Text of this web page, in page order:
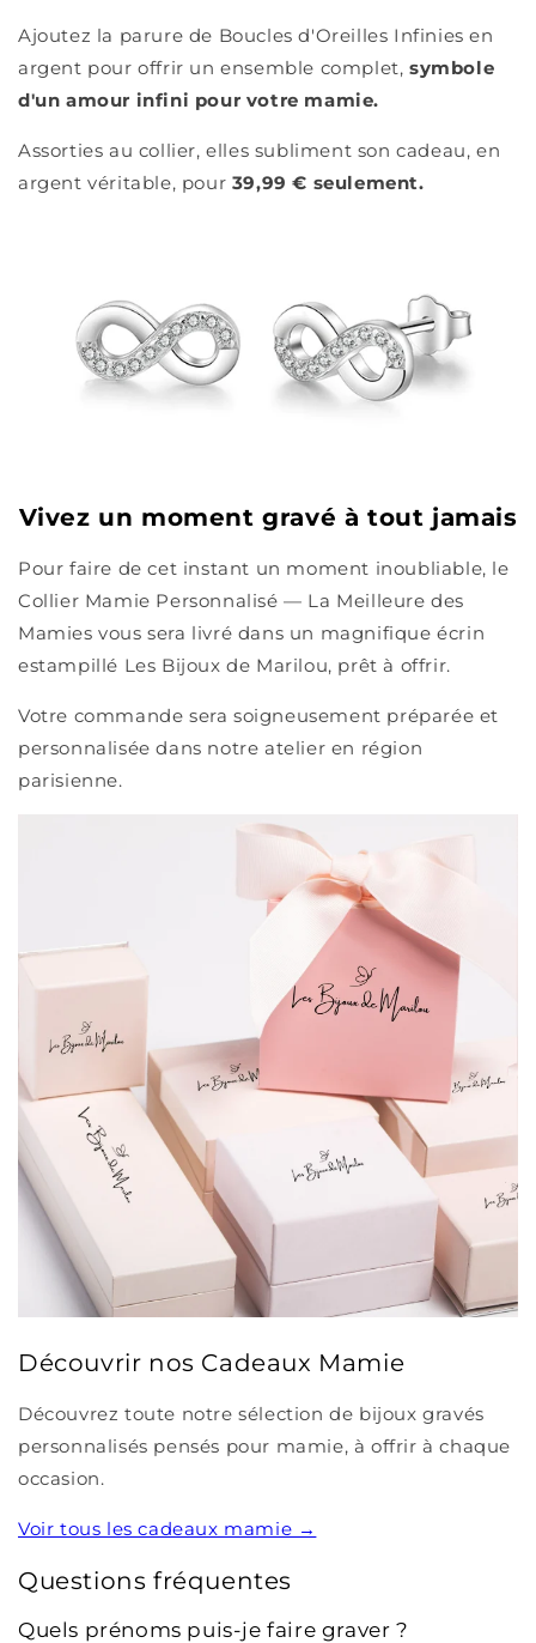
Ajoutez la parure de Boucles d'Oreilles Infinies en
argent pour offrir un ensemble complet,symbole
d'un amour infini pour votre mamie.
Assorties au collier, elles subliment son cadeau, en
argent véritable, pour 39,99 € seulement.
Vivez un moment gravé à tout jamais
Pour faire de cet instant un moment inoubliable, le
Collier Mamie Personnalisé — La Meilleure des
Mamies vous sera livré dans un magnifique écrin
estampillé Les Bijoux de Marilou, prêt à offrir.
Votre commande sera soigneusement préparée et
personnalisée dans notre atelier en région
parisienne.
Découvrir nos Cadeaux Mamie
Découvrez toute notre sélection de bijoux gravés
personnalisés pensés pour mamie, à offrir à chaque
occasion.
Voir tous les cadeaux mamie →
Questions fréquentes
Quels prénoms puis-je faire graver ?